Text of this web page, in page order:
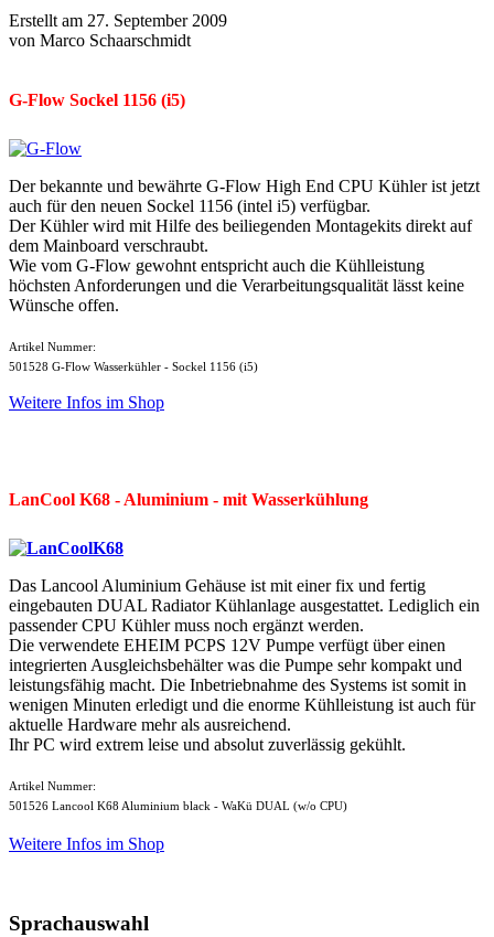
Erstellt am 27. September 2009
von Marco Schaarschmidt
G-Flow Sockel 1156 (i5)
Der bekannte und bewährte G-Flow High End CPU Kühler ist jetzt
auch für den neuen Sockel 1156 (intel i5) verfügbar.
Der Kühler wird mit Hilfe des beiliegenden Montagekits direkt auf
dem Mainboard verschraubt.
Wie vom G-Flow gewohnt entspricht auch die Kühlleistung
höchsten Anforderungen und die Verarbeitungsqualität lässt keine
Wünsche offen.
Artikel Nummer:
501528 G-Flow Wasserkühler - Sockel 1156 (i5)
Weitere Infos im Shop
LanCool K68 - Aluminium - mit Wasserkühlung
Das Lancool Aluminium Gehäuse ist mit einer fix und fertig
eingebauten DUAL Radiator Kühlanlage ausgestattet. Lediglich ein
passender CPU Kühler muss noch ergänzt werden.
Die verwendete EHEIM PCPS 12V Pumpe verfügt über einen
integrierten Ausgleichsbehälter was die Pumpe sehr kompakt und
leistungsfähig macht. Die Inbetriebnahme des Systems ist somit in
wenigen Minuten erledigt und die enorme Kühlleistung ist auch für
aktuelle Hardware mehr als ausreichend.
Ihr PC wird extrem leise und absolut zuverlässig gekühlt.
Artikel Nummer:
501526 Lancool K68 Aluminium black - WaKü DUAL (w/o CPU)
Weitere Infos im Shop
Sprachauswahl